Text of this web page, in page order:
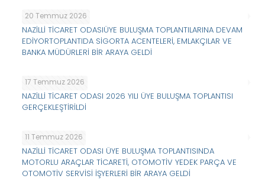
20 Temmuz 2026
NAZİLLİ TİCARET ODASIÜYE BULUŞMA TOPLANTILARINA DEVAM
EDİYORTOPLANTIDA SİGORTA ACENTELERİ, EMLAKÇILAR VE
BANKA MÜDÜRLERİ BİR ARAYA GELDİ
17 Temmuz 2026
NAZİLLİ TİCARET ODASI 2026 YILI ÜYE BULUŞMA TOPLANTISI
GERÇEKLEŞTİRİLDİ
11 Temmuz 2026
NAZİLLİ TİCARET ODASI ÜYE BULUŞMA TOPLANTISINDA
MOTORLU ARAÇLAR TİCARETİ, OTOMOTİV YEDEK PARÇA VE
OTOMOTİV SERVİSİ İŞYERLERİ BİR ARAYA GELDİ